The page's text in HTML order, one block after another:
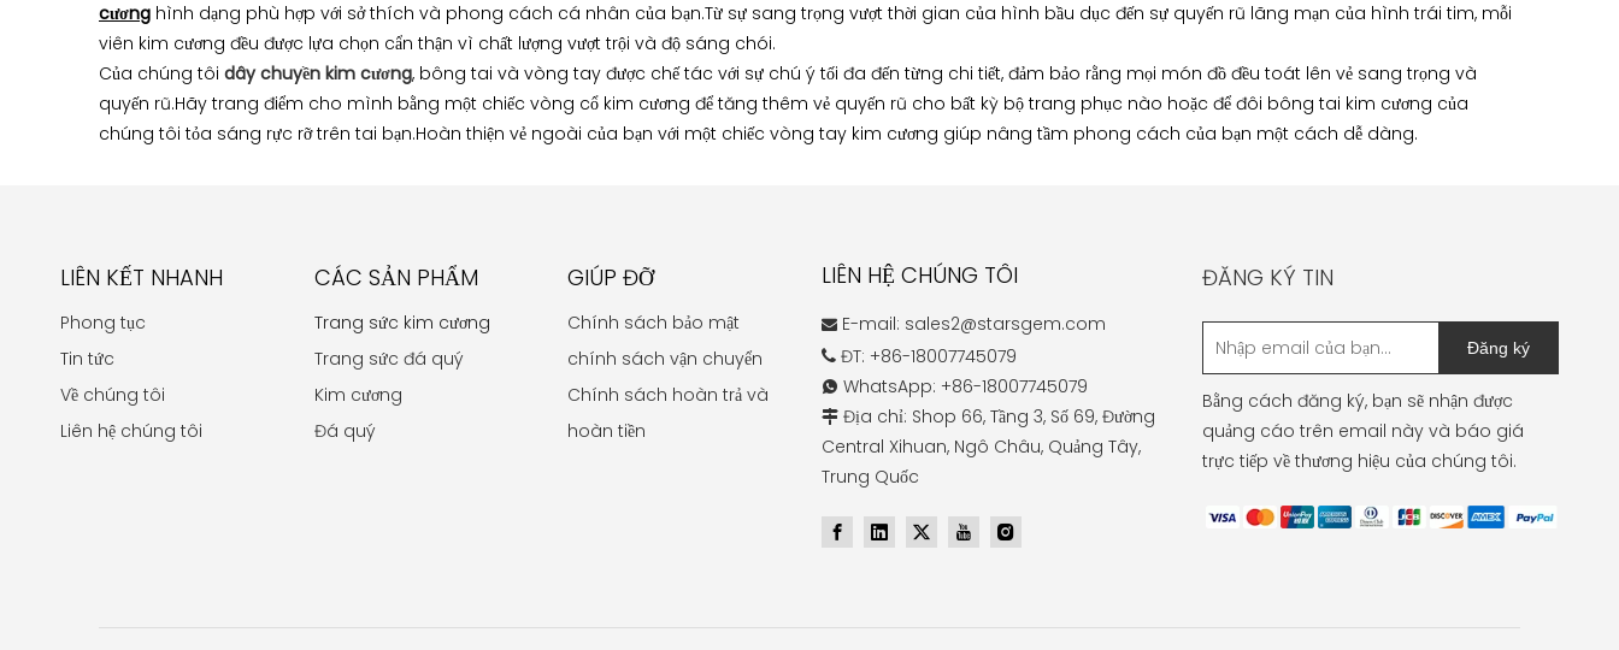
cương hình dạng phù hợp với sở thích và phong cách cá nhân của bạn.Từ sự sang trọng vượt thời gian của hình bầu dục đến sự quyến rũ lãng mạn của hình trái tim, mỗi
viên kim cương đều được lựa chọn cẩn thận vì chất lượng vượt trội và độ sáng chói.
Của chúng tôi dây chuyền kim cương, bông tai và vòng tay được chế tác với sự chú ý tối đa đến từng chi tiết, đảm bảo rằng mọi món đồ đều toát lên vẻ sang trọng và
quyến rũ.Hãy trang điểm cho mình bằng một chiếc vòng cổ kim cương để tăng thêm vẻ quyến rũ cho bất kỳ bộ trang phục nào hoặc để đôi bông tai kim cương của
chúng tôi tỏa sáng rực rỡ trên tai bạn.Hoàn thiện vẻ ngoài của bạn với một chiếc vòng tay kim cương giúp nâng tầm phong cách của bạn một cách dễ dàng.
LIÊN KẾT NHANH
Phong tục
Tin tức
Về chúng tôi
Liên hệ chúng tôi
CÁC SẢN PHẨM
Trang sức kim cương
Trang sức đá quý
Kim cương
Đá quý
GIÚP ĐỠ
Chính sách bảo mật
chính sách vận chuyển
Chính sách hoàn trả và
hoàn tiền
LIÊN HỆ CHÚNG TÔI
E-mail: sales2@starsgem.com
ĐT: +86-18007745079
 WhatsApp: +86-18007745079
Địa chỉ: Shop 66, Tầng 3, Số 69, Đường
Central Xihuan, Ngô Châu, Quảng Tây,
Trung Quốc
ĐĂNG KÝ TIN
Đăng ký
Bằng cách đăng ký, bạn sẽ nhận được
quảng cáo trên email này và báo giá
trực tiếp về thương hiệu của chúng tôi.